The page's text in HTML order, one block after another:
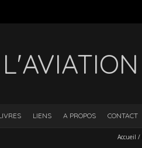
LIENS A PROPOS CONTACT
Accueil /